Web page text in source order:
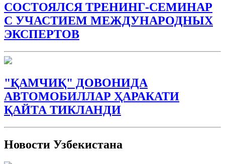
СОСТОЯЛСЯ ТРЕНИНГ-СЕМИНАР
С УЧАСТИЕМ МЕЖДУНАРОДНЫХ
ЭКСПЕРТОВ
"ҚАМЧИҚ" ДОВОНИДА
АВТОМОБИЛЛАР ҲАРАКАТИ
ҚАЙТА ТИКЛАНДИ
Новости Узбекистана